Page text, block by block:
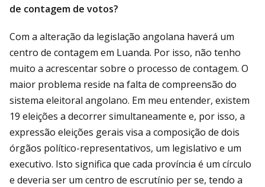
de contagem de votos?
Com a alteração da legislação angolana haverá um
centro de contagem em Luanda. Por isso, não tenho
muito a acrescentar sobre o processo de contagem. O
maior problema reside na falta de compreensão do
sistema eleitoral angolano. Em meu entender, existem
19 eleições a decorrer simultaneamente e, por isso, a
expressão eleições gerais visa a composição de dois
órgãos político-representativos, um legislativo e um
executivo. Isto significa que cada província é um círculo
e deveria ser um centro de escrutínio per se, tendo a